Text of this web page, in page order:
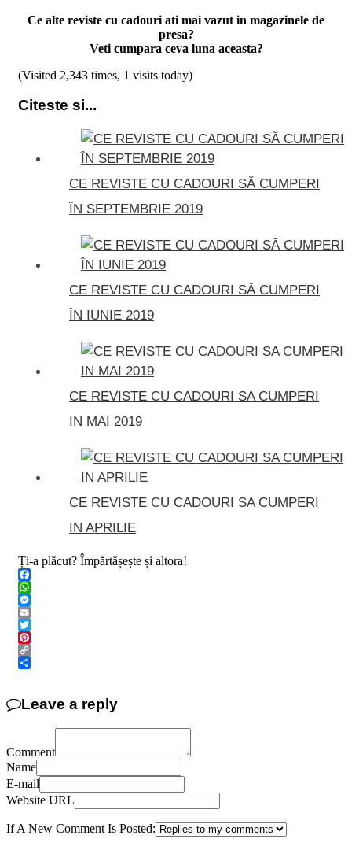
Ce alte reviste cu cadouri ati mai vazut in magazinele de
presa?
Veti cumpara ceva luna aceasta?
(Visited 2,343 times, 1 visits today)
Citeste si...
CE REVISTE CU CADOURI SĂ CUMPERI
ÎN SEPTEMBRIE 2019
CE REVISTE CU CADOURI SĂ CUMPERI
ÎN IUNIE 2019
CE REVISTE CU CADOURI SA CUMPERI
IN MAI 2019
CE REVISTE CU CADOURI SA CUMPERI
IN APRILIE
Ți-a plăcut? Împărtășește și altora!
Facebook
WhatsApp
Messenger
Email
Twitter
Pinterest
Copy
Leave a reply
Comment
Name
E-mail
Website URL
If A New Comment Is Posted: